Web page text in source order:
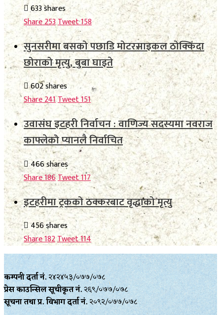
633 shares
Share253Tweet158
सुनसरीमा बसको पछाडि मोटरसाइकल ठोक्किँदा
छोराको मृत्यु, बुबा घाइते
602 shares
Share241Tweet151
उवासंघ इटहरी निर्वाचन : वाणिज्य सदस्यमा नवराज
काफ्लेको प्यानलै निर्वाचित
466 shares
Share186Tweet117
इटहरीमा ट्रकको ठक्करबाट वृद्धाको मृत्यु
456 shares
Share182Tweet114
कम्पनी दर्ता नं.२४२४५३/०७७/०७८
प्रेस काउन्सिल सूचीकृत नं.२६९/०७७/०७८
सूचना तथा प्र‍. विभाग दर्ता नं.२०९२/०७७/०७८